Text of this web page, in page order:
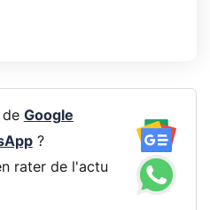
de Google
?
rater de l'actu